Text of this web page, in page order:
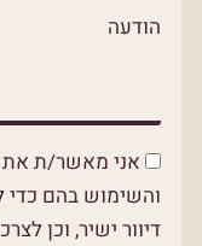
הודעה
אני מאשר/ת את
והשימוש בהם כדי
דיוור ישיר, וכן